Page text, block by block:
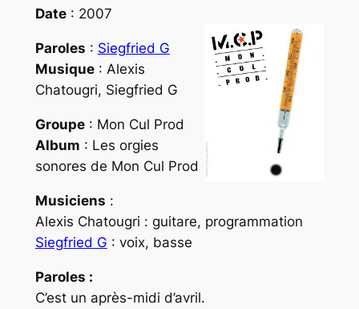
Date: 2007
Paroles : Siegfried G
Musique: Alexis
Chatougri, Siegfried G
Groupe: Mon Cul Prod
Album : Les orgies
sonores de Mon Cul Prod
Musiciens :
Alexis Chatougri : guitare, programmation
Siegfried G : voix, basse
Paroles :
C’est un après-midi d’avril.